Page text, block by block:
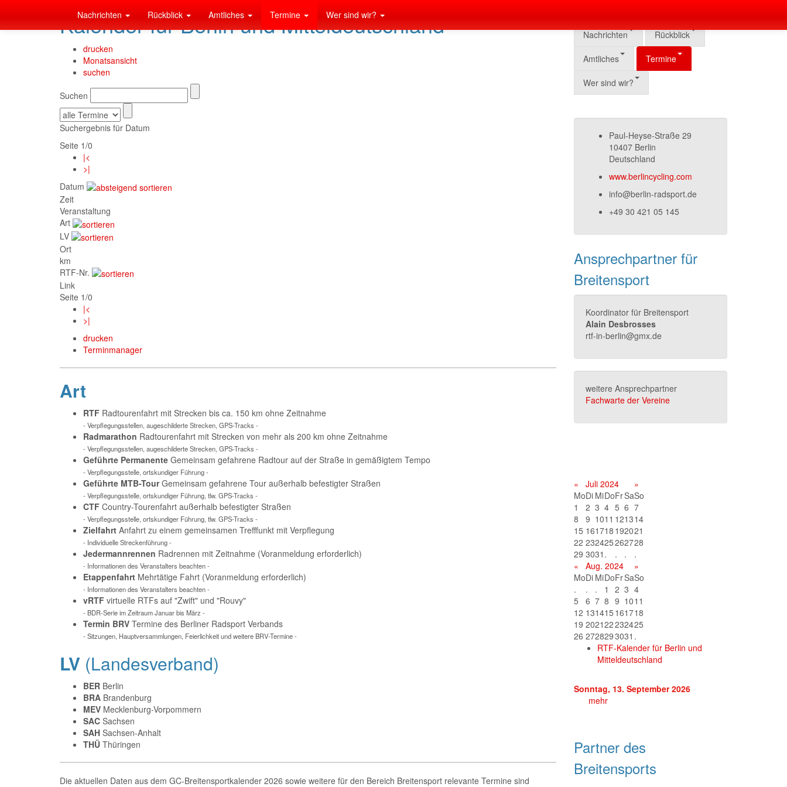
Nachrichten Rückblick Amtliches Termine Wer sind wir?
Kalender für Berlin und Mitteldeutschland
drucken
Monatsansicht
suchen
Suchen
Suchergebnis für Datum
Seite 1/0
|<
>|
Datum
Zeit
Veranstaltung
Art
LV
Ort
km
RTF-Nr.
Link
Seite 1/0
|<
>|
drucken
Terminmanager
Art
RTF Radtourenfahrt mit Strecken bis ca. 150 km ohne Zeitnahme
- Verpflegungsstellen, augeschilderte Strecken, GPS-Tracks -
Radmarathon Radtourenfahrt mit Strecken von mehr als 200 km ohne Zeitnahme
- Verpflegungsstellen, augeschilderte Strecken, GPS-Tracks -
Geführte Permanente Gemeinsam gefahrene Radtour auf der Straße in gemäßigtem Tempo
- Verpflegungsstelle, ortskundiger Führung -
Geführte MTB-TourGemeinsam gefahrene Tour außerhalb befestigter Straßen
- Verpflegungsstelle, ortskundiger Führung, tlw. GPS-Tracks -
CTF Country-Tourenfahrt außerhalb befestigter Straßen
- Verpflegungsstelle, ortskundiger Führung, tlw. GPS-Tracks -
Zielfahrt Anfahrt zu einem gemeinsamen Trefffunkt mit Verpflegung
- Individuelle Streckenführung -
Jedermannrennen Radrennen mit Zeitnahme (Voranmeldung erforderlich)
- Informationen des Veranstalters beachten -
Etappenfahrt Mehrtätige Fahrt (Voranmeldung erforderlich)
- Informationen des Veranstalters beachten -
vRTF virtuelle RTFs auf "Zwift" und "Rouvy"
- BDR-Serie im Zeitraum Januar bis März -
Termin BRV Termine des Berliner Radsport Verbands
- Sitzungen, Hauptversammlungen, Feierlichkeit und weitere BRV-Termine -
LV (Landesverband)
BER Berlin
BRA Brandenburg
MEV Mecklenburg-Vorpommern
SAC Sachsen
SAH Sachsen-Anhalt
THÜ Thüringen
Die aktuellen Daten aus dem GC-Breitensportkalender 2026 sowie weitere für den Bereich Breitensport relevante Termine sind
Nachrichten Rückblick
Amtliches Termine
Wer sind wir?
Paul-Heyse-Straße 29
10407 Berlin
Deutschland
www.berlincycling.com
info@berlin-radsport.de
+49 30 421 05 145
Ansprechpartner für
Breitensport
Koordinator für Breitensport
Alain Desbrosses
rtf-in-berlin@gmx.de
weitere Ansprechpartner
Fachwarte der Vereine
« Juli 2024
»
MoDi MiDoFrSaSo
1
2 3 4 5 6 7
8
9 1011 121314
15 161718 192021
22 232425262728
29 3031 . . .
.
«
Aug. 2024
»
MoDi MiDoFrSaSo
.
. . 1 2 3 4
5
6 7 8 9 1011
12 131415 161718
19 202122232425
26 2728293031 .
RTF-Kalender für Berlin und
Mitteldeutschland
Sonntag, 13. September 2026
mehr
Partner des
Breitensports